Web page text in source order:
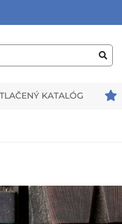
TLAČENÝ KATALÓG